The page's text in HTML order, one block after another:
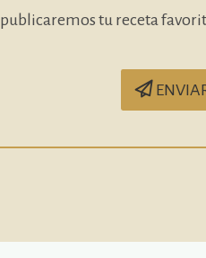
publicaremos tu receta